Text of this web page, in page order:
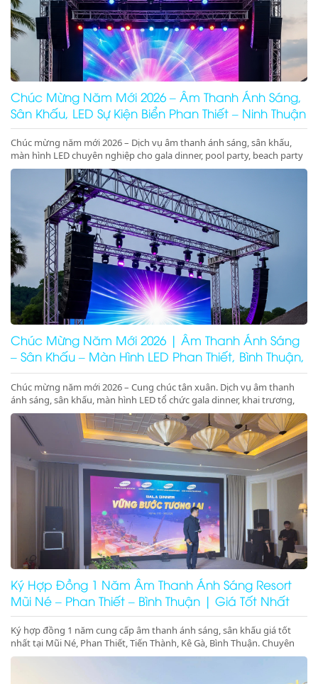
Chúc Mừng Năm Mới 2026 – Âm Thanh Ánh Sáng,
Sân Khấu, LED Sự Kiện Biển Phan Thiết – Ninh Thuận
Chúc mừng năm mới 2026 – Dịch vụ âm thanh ánh sáng, sân khấu,
màn hình LED chuyên nghiệp cho gala dinner, pool party, beach party
tại Phan Thiết, Ninh Thuận. Nhận ký hợp đồng dài hạn giá tốt.
Chúc Mừng Năm Mới 2026 | Âm Thanh Ánh Sáng
– Sân Khấu – Màn Hình LED Phan Thiết, Bình Thuận,
Ninh Thuận
Chúc mừng năm mới 2026 – Cung chúc tân xuân. Dịch vụ âm thanh
ánh sáng, sân khấu, màn hình LED tổ chức gala dinner, khai trương,
khánh thành, động thổ tại Phan Thiết, Bình Thuận, Ninh Thuận. Giá
tốt – chuyên nghiệp – concept 2026
Ký Hợp Đồng 1 Năm Âm Thanh Ánh Sáng Resort
Mũi Né – Phan Thiết – Bình Thuận | Giá Tốt Nhất
Ký hợp đồng 1 năm cung cấp âm thanh ánh sáng, sân khấu giá tốt
nhất tại Mũi Né, Phan Thiết, Tiến Thành, Kê Gà, Bình Thuận. Chuyên
gala dinner, pool party, beach party resort chuyên nghiệp. Gọi ngay để